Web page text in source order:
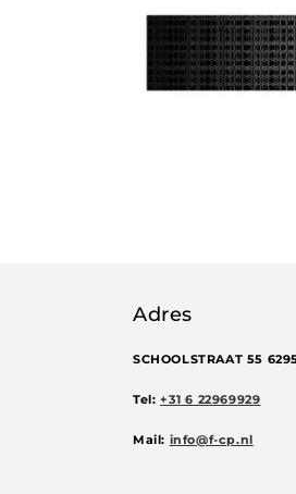
Adres
SCHOOLSTRAAT 55
Tel: +31 6 22969929
Mail: info@f-cp.nl